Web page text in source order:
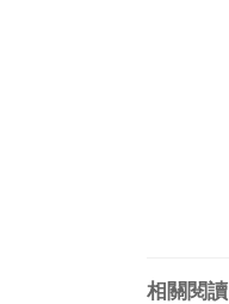
相關閱讀